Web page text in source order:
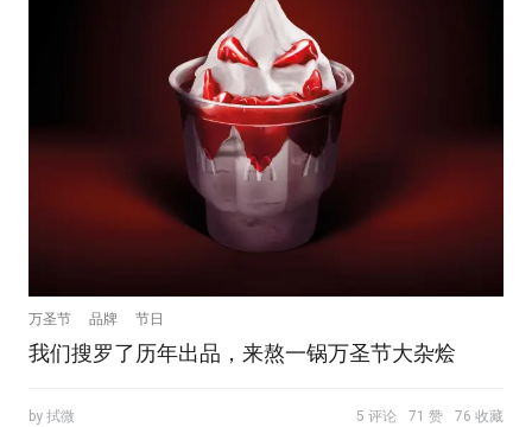
万圣节 品牌 节日
我们搜罗了历年出品，来熬一锅万圣节大杂烩
by 拭微 5 评论 71 赞 76 收藏